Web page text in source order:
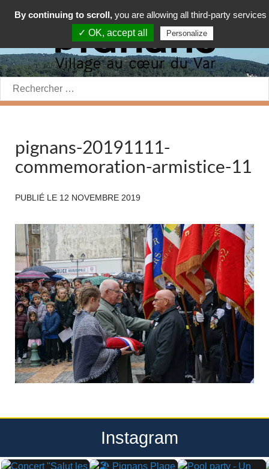
Rechercher:
pignans-20191111-
commemoration-armistice-11
PUBLIÉ LE 12 NOVEMBRE 2019
Instagram
By continuing to scroll, you are allowing all third-party services
✓ OK, accept all
Personalize